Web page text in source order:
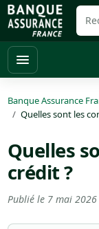
Banque Assurance
Quelles sont les
Quelles
crédit ?
Publié le 7 mai 2026